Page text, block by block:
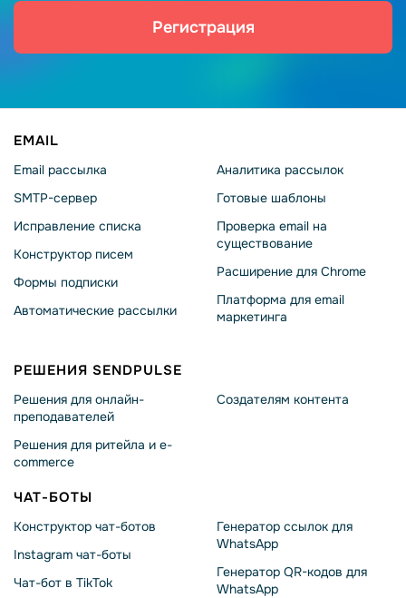
Регистрация
EMAIL
Email рассылка
SMTP-сервер
Исправление списка
Конструктор писем
Формы подписки
Автоматические рассылки
Аналитика рассылок
Готовые шаблоны
Проверка email на
существование
Расширение для Chrome
Платформа для email
маркетинга
РЕШЕНИЯ SENDPULSE
Решения для онлайн-
преподавателей
Решения для ритейла и e-
commerce
Создателям контента
ЧАТ-БОТЫ
Конструктор чат-ботов
Instagram чат-боты
Чат-бот в TikTok
Генератор ссылок для
WhatsApp
Генератор QR-кодов для
WhatsApp